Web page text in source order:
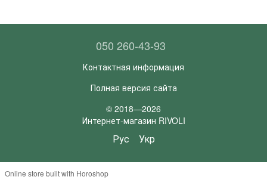
050 260-43-93
Контактная информация
Полная версия сайта
© 2018—2026
Интернет-магазин RIVOLI
Рус Укр
Online store built with Horoshop